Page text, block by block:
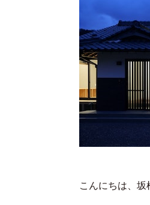
こんにちは、坂